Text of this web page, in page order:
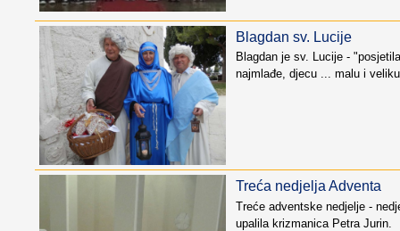
Blagdan sv. Lucije
Blagdan je sv. Lucije -
najmlađe, djecu ... malu i
Treća nedjelja Adventa
Treće adventske nedjelje -
upalila krizmanica Petra Jurin.